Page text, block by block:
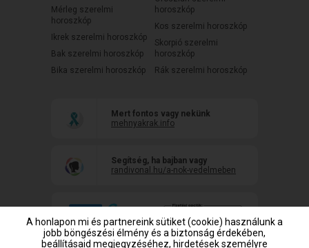
Mérleg szerelmi
horoszkóp
Ikrek szerelmi horoszkóp
Bak szerelmi horoszkóp
Bika szerelmi horoszkóp
horoszkóp
Kos szerelmi horoszkóp
Skorpió szerelmi
horoszkóp
Rák szerelmi horoszkóp
Mert fontos vagy nekünk
mehnyakrak.info
Segítség, ha bajban vagy
randivonal.hu/a-nok-vedelmeben
A honlapon mi és partnereink sütiket (cookie) használunk a
jobb böngészési élmény és a biztonság érdekében,
beállításaid megjegyzéséhez, hirdetések személyre